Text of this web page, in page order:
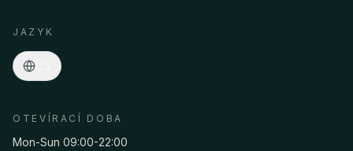
JAZYK
OTEVÍRACÍ DOBA
Mon-Sun 09:00-22:00